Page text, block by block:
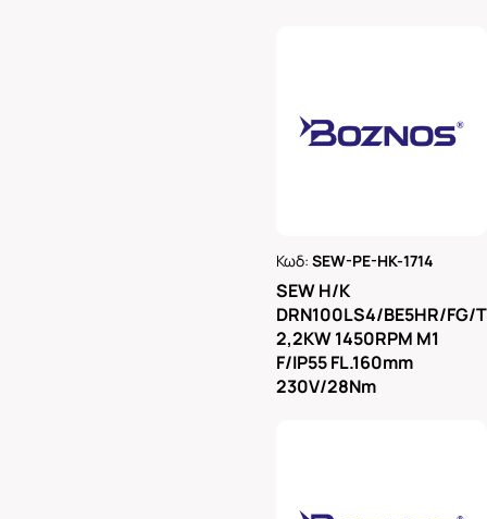
Κωδ:SEW-PE-HK-1714
SEW H/K
DRN100LS4/BE5HR/FG/
2,2KW 1450RPM M1
F/IP55 FL.160mm
230V/28Nm